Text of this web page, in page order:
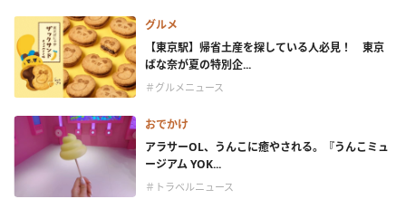
グルメ
【東京駅】帰省土産を探している人必見！ 東京
ばな奈が夏の特別企...
＃グルメニュース
おでかけ
アラサーOL、うんこに癒やされる。『うんこミュ
ージアム YOK...
＃トラベルニュース